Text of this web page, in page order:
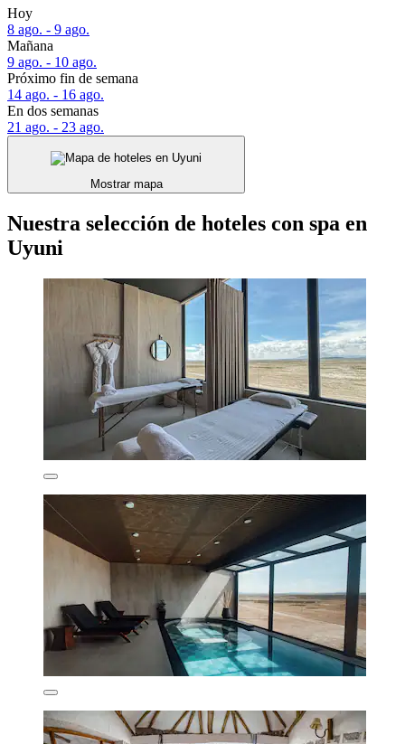
Hoy
8 ago. - 9 ago.
Mañana
9 ago. - 10 ago.
Próximo fin de semana
14 ago. - 16 ago.
En dos semanas
21 ago. - 23 ago.
Mostrar mapa
Nuestra selección de hoteles con spa en
Uyuni